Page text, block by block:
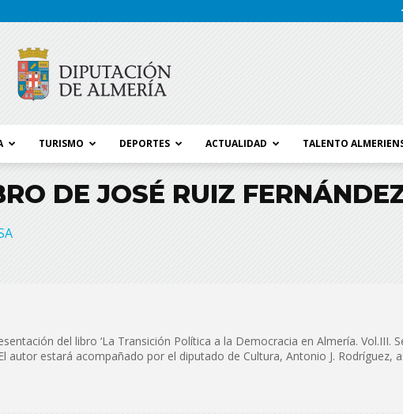
de
TURISMO DEPORTES ACTUALIDAD TALENTO
DE JOSÉ RUIZ
del libro ‘La Transición Política a la Democracia en Almería. Vol.III.
autor estará acompañado por el diputado de Cultura, Antonio J. Rodríguez,